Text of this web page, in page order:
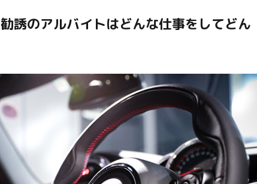
誘のアルバイトはどんな仕事をしてどん